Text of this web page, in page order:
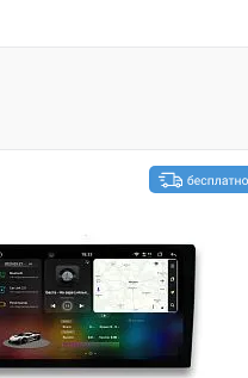
В избранное